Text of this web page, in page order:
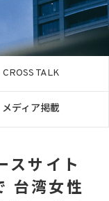
CROSS TALK
メディア掲載
スサイト
台湾女性